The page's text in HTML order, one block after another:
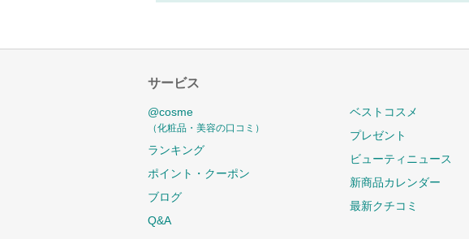
サービス
@cosme
（化粧品・美容の口コミ）
ランキング
ポイント・クーポン
ブログ
Q&A
ベストコスメ
プレゼント
ビューティニュース
新商品カレンダー
最新クチコミ